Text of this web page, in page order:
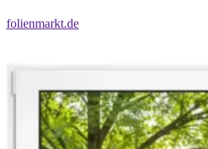
folienmarkt.de